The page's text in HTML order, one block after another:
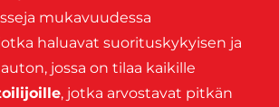
mukavuudessa
haluavat suorituskykyisen ja
jossa on tilaa kaikille
, jotka arvostavat pitkän